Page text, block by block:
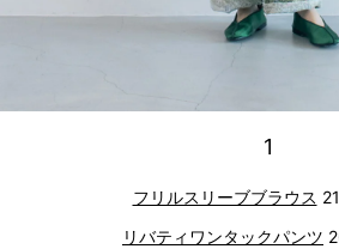
1
フリルスリーブブラウス
リバティワンタックパンツ